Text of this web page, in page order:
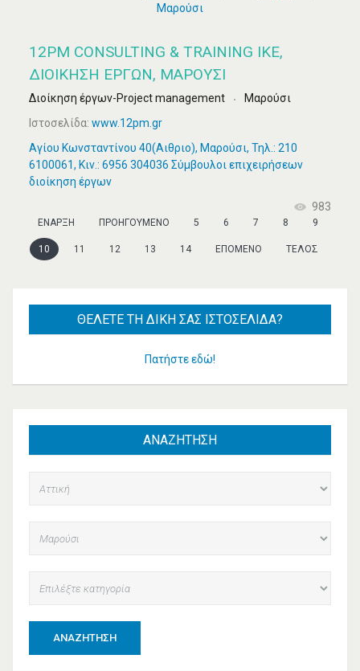
12PM CONSULTING & TRAINING IKE,
ΔΙΟΙΚΗΣΗ ΕΡΓΩΝ, ΜΑΡΟΎΣΙ
Διοίκηση έργων-Project management
Μαρούσι
Ιστοσελίδα: www.12pm.gr
Αγίου Κωνσταντίνου 40(Αιθριο), Μαρούσι, Τηλ.: 210
6100061, Κιν.: 6956 304036 Σύμβουλοι επιχειρήσεων
διοίκηση έργων
983
ΈΝΑΡΞΗ ΠΡΟΗΓΟΎΜΕΝΟ 5 6 7 8 9
10 11 12 13 14 ΕΠΌΜΕΝΟ ΤΈΛΟΣ
ΘΈΛΕΤΕ ΤΗ ΔΙΚΉ ΣΑΣ ΙΣΤΟΣΕΛΊΔΑ?
Πατήστε εδώ!
ΑΝΑΖΗΤΗΣΗ
ΑΝΑΖΉΤΗΣΗ